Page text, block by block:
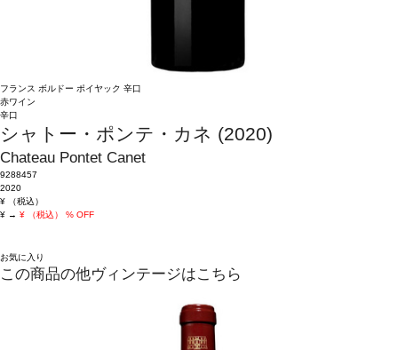
フランス ボルドー ポイヤック 辛口
赤ワイン
辛口
シャトー・ポンテ・カネ (2020)
Chateau Pontet Canet
9288457
2020
¥
（税込）
¥ → ¥ （税込） % OFF
お気に入り
この商品の他ヴィンテージはこちら